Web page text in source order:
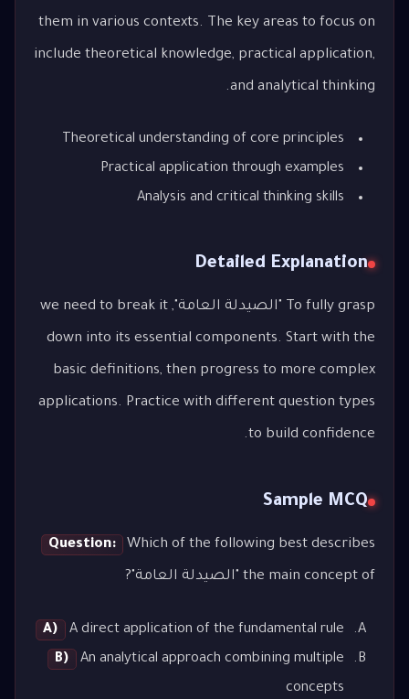
them in various contexts. The key areas to focus on
include theoretical knowledge, practical application,
and analytical thinking.
Theoretical understanding of core principles
Practical application through examples
Analysis and critical thinking skills
Detailed Explanation
To fully grasp "الصيدلة العامة", we need to break it
down into its essential components. Start with the
basic definitions, then progress to more complex
applications. Practice with different question types
to build confidence.
Sample MCQ
Question: Which of the following best describes
the main concept of "الصيدلة العامة"?
A)
A direct application of the fundamental rule
B)
An analytical approach combining multiple
concepts